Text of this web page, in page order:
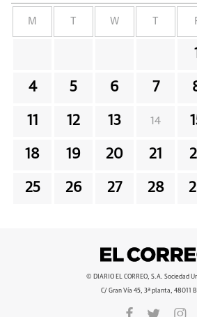
M W
1
4 5 6 7
11 12 13 14
18 19 20 21
25 26 27 28
© DIARIO EL CORREO, S.A. Sociedad
C/ Gran Vía 45, 3ª planta, 48011